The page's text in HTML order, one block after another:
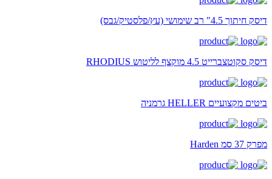
דיסק חיתוך 4.5" רב שימושי (עץ/פלסטיק/גבס)
דיסק סקוטצברייט 4.5 מוקצף לליטוש RHODIUS
ביטים מקצועיים HELLER גרמניה
מפרק 37 סמ Harden